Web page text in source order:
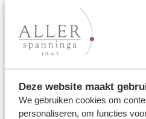
Deze website maakt
We gebruiken cookies om
personaliseren, om functies
Ons aanbod
Trouwringen
Verlovingsringen
Vriendschapsringen